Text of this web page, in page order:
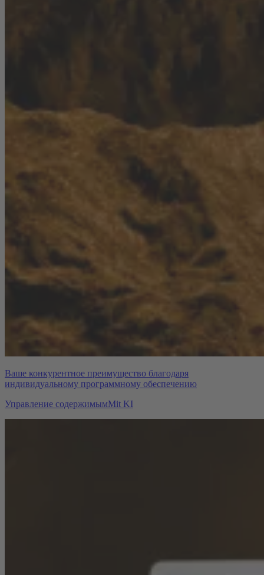
Ваше конкурентное преимущество благодаря
индивидуальному программному обеспечению
Управление содержимымMit KI